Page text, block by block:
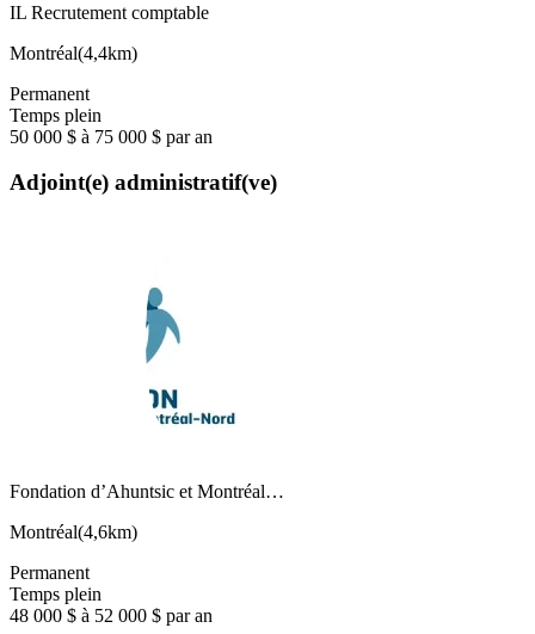
IL Recrutement comptable
Montréal(4,4km)
Permanent
Temps plein
50 000 $ à 75 000 $ par an
Adjoint(e) administratif(ve)
Fondation d’Ahuntsic et Montréal…
Montréal(4,6km)
Permanent
Temps plein
48 000 $ à 52 000 $ par an